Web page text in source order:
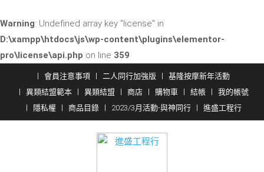
Warning: Undefined array key "license" in
D:\xampp\htdocs\js\wp-content\plugins\elementor-
pro\license\api.php on line 359
content
會員注意事項 二人同行加強版
基隆按摩新年活動
異類結盟範本
異類結盟 商店 購物車 結帳
我的帳號
隱私權
商品目錄 2023/3月活動-與神同行 進盛工程行